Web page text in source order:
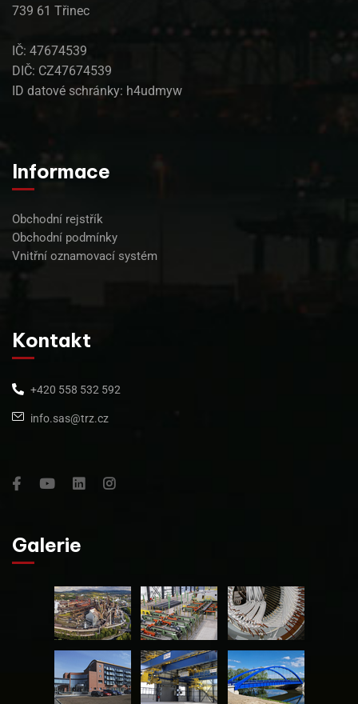
739 61 Třinec
IČ: 47674539
DIČ: CZ47674539
ID datové schránky: h4udmyw
Informace
Obchodní rejstřík
Obchodní podmínky
Vnitřní oznamovací systém
Kontakt
+420 558 532 592
info.sas@trz.cz
Galerie